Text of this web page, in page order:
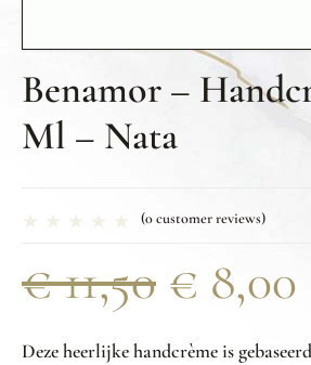
Benamor –
Ml – Nata
(0customer reviews)
€11,50 € 8,00
Deze heerlijke handcrème is